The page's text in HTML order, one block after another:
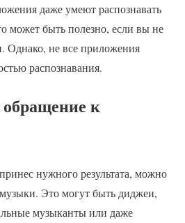
даже умеют распознавать
может быть полезно, если вы не
Однако, не все приложения
распознавания.
к
нужного результата, можно
Это могут быть диджеи,
музыканты или даже